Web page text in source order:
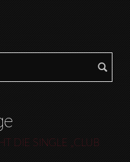
DIE SINGLE „CLUB